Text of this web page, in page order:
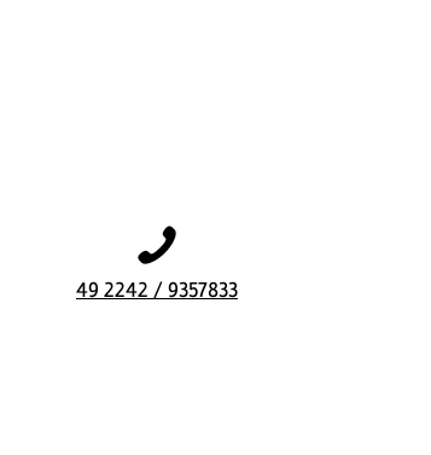
49 2242 / 9357833